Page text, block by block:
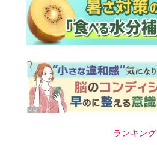
ランキング